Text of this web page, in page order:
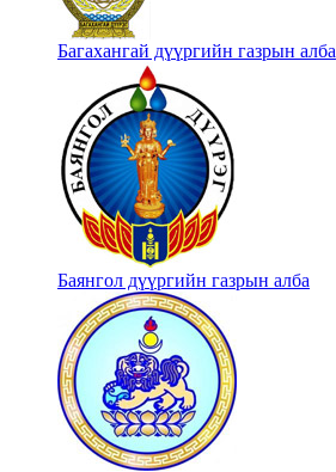
Багахангай дүүргийн газрын алба
Баянгол дүүргийн газрын алба